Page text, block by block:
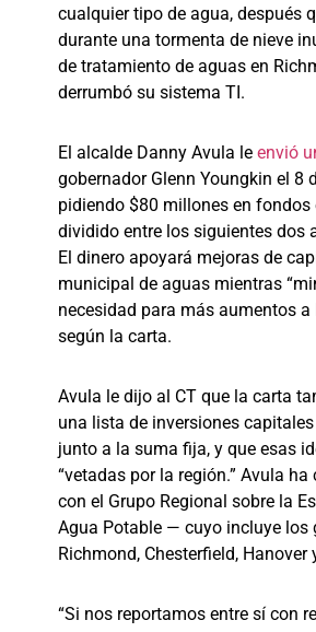
cualquier tipo de agua, después
durante una tormenta de nieve
de tratamiento de aguas en
derrumbó su sistema TI.
El alcalde Danny Avula le envió
gobernador Glenn Youngkin el 8
pidiendo $80 millones en fondos
dividido entre los siguientes dos
El dinero apoyará mejoras de
municipal de aguas mientras
necesidad para más aumentos a
según la carta.
Avula le dijo al CT que la carta
una lista de inversiones
junto a la suma fija, y que esas
“vetadas por la región.” Avula
con el Grupo Regional sobre la
Agua Potable — cuyo incluye los
Richmond, Chesterfield, Hanover
“Si nos reportamos entre sí con